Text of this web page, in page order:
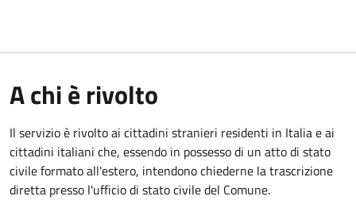
A chi è rivolto
Il servizio è rivolto ai cittadini stranieri residenti in Italia e ai
cittadini italiani che, essendo in possesso di un atto di stato
civile formato all'estero, intendono chiederne la trascrizione
diretta presso l'ufficio di stato civile del Comune.